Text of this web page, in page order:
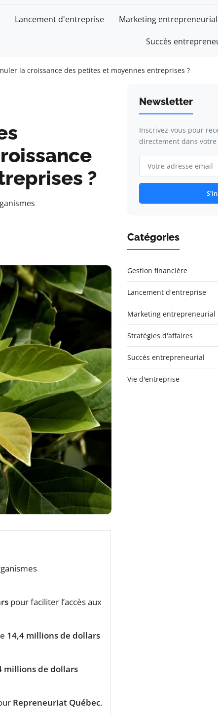
Lancement d'entreprise Marketing entrepreneurial
Succès
la croissance des petites et moyennes entreprises ?
?
pour faciliter l’accès aux
14,4 millions de dollars
millions de dollars
Repreneuriat Québec.
Newsletter
Inscrivez-vous pour
directement dans
Catégories
Gestion financière
Lancement d'entreprise
Marketing entrepreneurial
Stratégies d'affaires
Succès entrepreneurial
Vie d'entreprise